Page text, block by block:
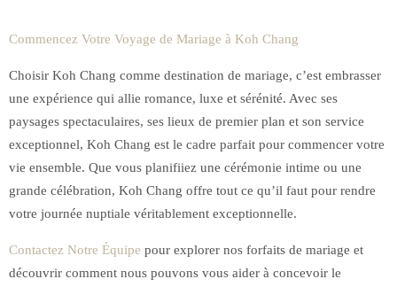
Commencez Votre Voyage de Mariage à Koh Chang
Choisir Koh Chang comme destination de mariage, c’est embrasser
une expérience qui allie romance, luxe et sérénité. Avec ses
paysages spectaculaires, ses lieux de premier plan et son service
exceptionnel, Koh Chang est le cadre parfait pour commencer votre
vie ensemble. Que vous planifiiez une cérémonie intime ou une
grande célébration, Koh Chang offre tout ce qu’il faut pour rendre
votre journée nuptiale véritablement exceptionnelle.
Contactez Notre Équipe pour explorer nos forfaits de mariage et
découvrir comment nous pouvons vous aider à concevoir le